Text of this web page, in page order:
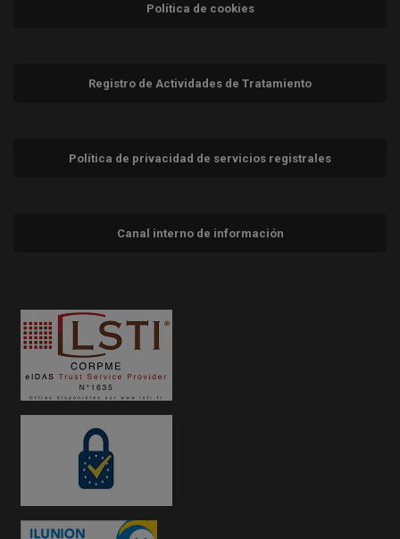
Política de cookies
Registro de Actividades de Tratamiento
Política de privacidad de servicios registrales
Canal interno de información